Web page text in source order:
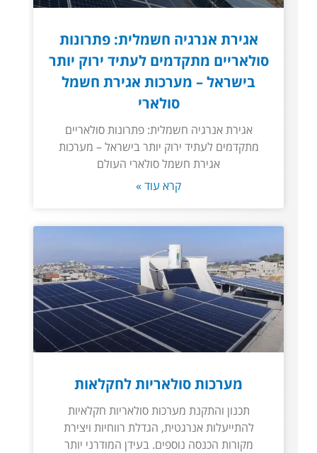
אגירת אנרגיה חשמלית: פתרונות
סולאריים מתקדמים לעתיד ירוק יותר
בישראל – מערכות אגירת חשמל
סולארי
אגירת אנרגיה חשמלית: פתרונות סולאריים
מתקדמים לעתיד ירוק יותר בישראל – מערכות
אגירת חשמל סולארי העולם
קרא עוד »
מערכות סולאריות לחקלאות
תכנון והתקנת מערכות סולאריות חקלאיות
להתייעלות אנרגטית, הגדלת רווחיות ויצירת
מקורות הכנסה נוספים. בעידן המודרני יותר